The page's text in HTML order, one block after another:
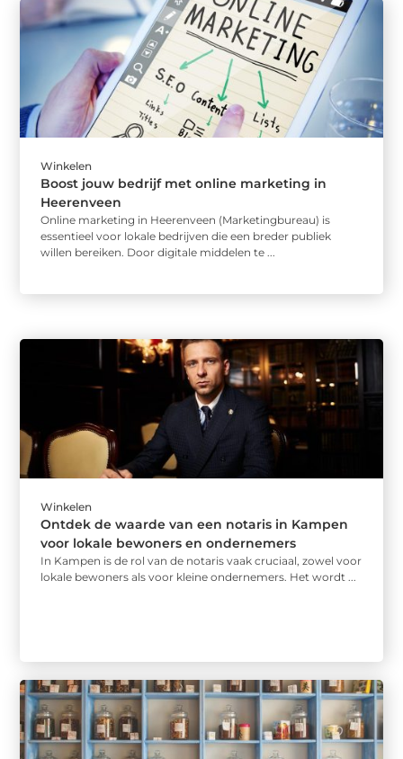
Winkelen
Boost jouw bedrijf met online marketing in
Heerenveen
Online marketing in Heerenveen (Marketingbureau) is
essentieel voor lokale bedrijven die een breder publiek
willen bereiken. Door digitale middelen te ...
Winkelen
Ontdek de waarde van een notaris in Kampen
voor lokale bewoners en ondernemers
In Kampen is de rol van de notaris vaak cruciaal, zowel voor
lokale bewoners als voor kleine ondernemers. Het wordt ...